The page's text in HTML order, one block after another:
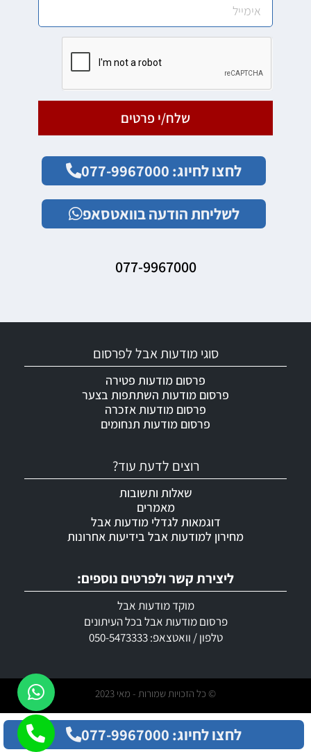
שלח/י פרטים
לחצו לחיוג: 077-9967000
לשליחת הודעה בוואטסאפ
077-9967000
ליצירת קשר ולפרטים נוספים:
מוקד מודעות אבל
פרסום מודעות אבל בכל העיתונים
טלפון / וואטצאפ: 050-5473333
רוצים לדעת עוד?
שאלות ותשובות
מאמרים
דוגמאות לגדלי מודעות אבל
מחירון למודעות אבל בידיעות אחרונות
סוגי מודעות אבל לפרסום
פרסום מודעות פטירה
פרסום מודעות השתתפות בצער
פרסום מודעות אזכרה
פרסום מודעות תנחומים
© כל הזכויות שמורות - מאי 2023
לחצו לחיוג: 077-9967000